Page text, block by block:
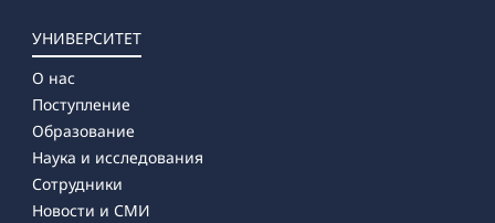
УНИВЕРСИТЕТ
О нас
Поступление
Образование
Наука и исследования
Сотрудники
Новости и СМИ